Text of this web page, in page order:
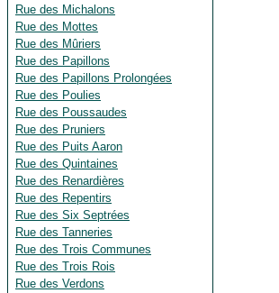
Rue des Michalons
Rue des Mottes
Rue des Mûriers
Rue des Papillons
Rue des Papillons Prolongées
Rue des Poulies
Rue des Poussaudes
Rue des Pruniers
Rue des Puits Aaron
Rue des Quintaines
Rue des Renardières
Rue des Repentirs
Rue des Six Septrées
Rue des Tanneries
Rue des Trois Communes
Rue des Trois Rois
Rue des Verdons